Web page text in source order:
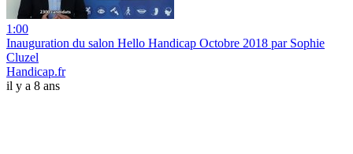
1:00
Inauguration du salon Hello Handicap Octobre 2018 par Sophie
Cluzel
Handicap.fr
il y a 8 ans